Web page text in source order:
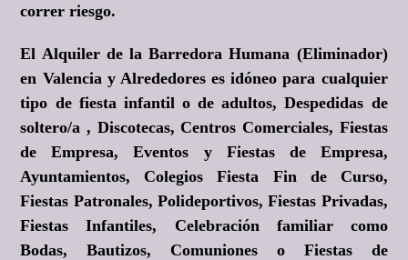
correr riesgo.
El Alquiler de la Barredora Humana (Eliminador)
en Valencia y Alrededores es idóneo para cualquier
tipo de fiesta infantil o de adultos, Despedidas de
soltero/a , Discotecas, Centros Comerciales, Fiestas
de Empresa, Eventos y Fiestas de Empresa,
Ayuntamientos, Colegios Fiesta Fin de Curso,
Fiestas Patronales, Polideportivos, Fiestas Privadas,
Fiestas Infantiles, Celebración familiar como
Bodas, Bautizos, Comuniones o Fiestas de